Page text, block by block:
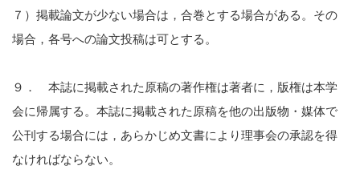
７）掲載論文が少ない場合は，合巻とする場合がある。その
場合，各号への論文投稿は可とする。
９． 本誌に掲載された原稿の著作権は著者に，版権は本学
会に帰属する。本誌に掲載された原稿を他の出版物・媒体で
公刊する場合には，あらかじめ文書により理事会の承認を得
なければならない。